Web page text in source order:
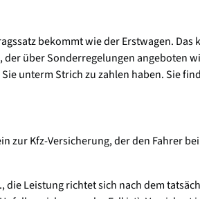
bekommt wie der Erstwagen.
über Sonderregelungen angeboten
unterm Strich zu zahlen haben. Sie
zur Kfz-Versicherung, der den Fahrer
Leistung richtet sich nach dem